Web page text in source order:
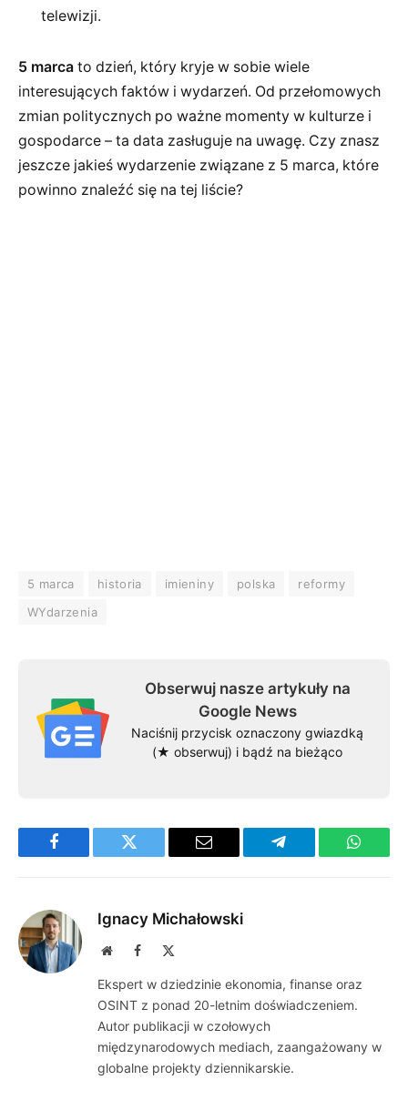
telewizji.
5 marca to dzień, który kryje w sobie wiele
interesujących faktów i wydarzeń. Od przełomowych
zmian politycznych po ważne momenty w kulturze i
gospodarce – ta data zasługuje na uwagę. Czy znasz
jeszcze jakieś wydarzenie związane z 5 marca, które
powinno znaleźć się na tej liście?
5 marca historia imieniny polska
reformy
WYdarzenia
Obserwuj nasze artykuły na
Google News
Naciśnij przycisk oznaczony gwiazdką
(★ obserwuj) i bądź na bieżąco
Facebook Twitter Email Telegram
Ignacy Michałowski
WebsiteFacebook
Ekspert w dziedzinie ekonomia, finanse oraz
OSINT z ponad 20-letnim doświadczeniem.
Autor publikacji w czołowych
międzynarodowych mediach, zaangażowany w
globalne projekty dziennikarskie.